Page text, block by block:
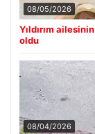
08/05/2026
Yıldırım
oldu
08/04/2026